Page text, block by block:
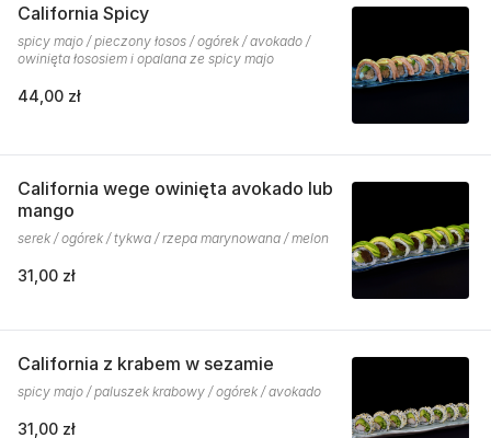
California Spicy
spicy majo / pieczony łosos / ogórek / avokado /
owinięta łososiem i opalana ze spicy majo
44,00 zł
California wege owinięta avokado lub
mango
serek / ogórek / tykwa / rzepa marynowana / melon
31,00 zł
California z krabem w sezamie
spicy majo / paluszek krabowy / ogórek / avokado
31,00 zł